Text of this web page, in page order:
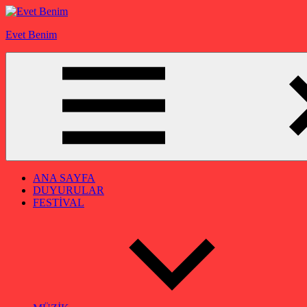
İçeriğe
Evet Benim
ANA SAYFA
DUYURULAR
FESTİVAL